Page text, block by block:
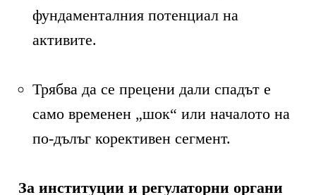
фундаменталния потенциал на
активите.
Трябва да се прецени дали спадът е
само временен „шок“ или началото на
по-дълъг корективен сегмент.
За институции и регулаторни органи